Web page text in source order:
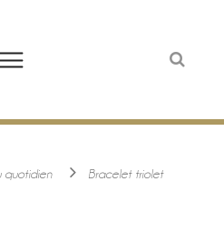
quotidien Bracelet triolet